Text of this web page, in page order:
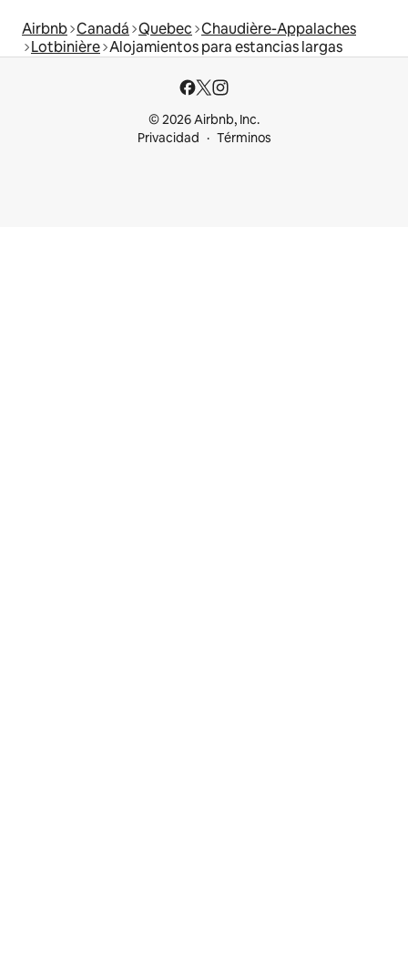
Airbnb Canadá Quebec Chaudière-Appalaches
Lotbinière Alojamientos para estancias largas
© 2026 Airbnb, Inc.
Privacidad
Términos